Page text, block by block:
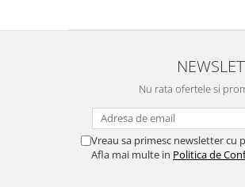
Nu rata ofertele si
Vreau sa primesc newsletter cu
Afla mai multe in Politica de